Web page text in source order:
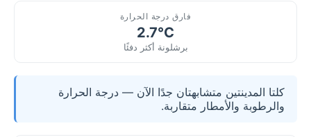
فارق درجة الحرارة
2.7°C
برشلونة أكثر دفئًا
كلتا المدينتين متشابهتان جدًا الآن — درجة الحرارة
والرطوبة والأمطار متقاربة.